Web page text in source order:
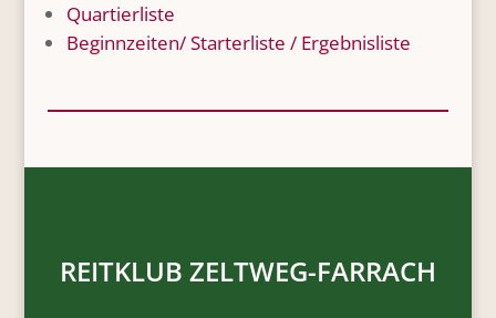
Quartierliste
Beginnzeiten/ Starterliste / Ergebnisliste
REITKLUB ZELTWEG-FARRACH